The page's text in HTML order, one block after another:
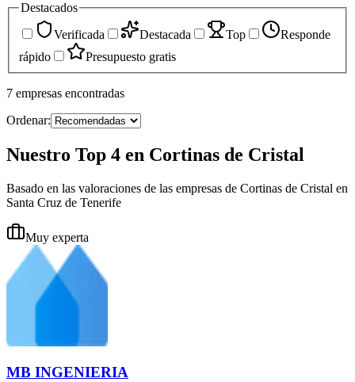
Destacados
Verificada
Destacada Top
Responde
rápido
Presupuesto gratis
7 empresas encontradas
Ordenar:
Nuestro Top 4 en Cortinas de Cristal
Basado en las valoraciones de las empresas de Cortinas de Cristal en
Santa Cruz de Tenerife
Muy experta
MB INGENIERIA